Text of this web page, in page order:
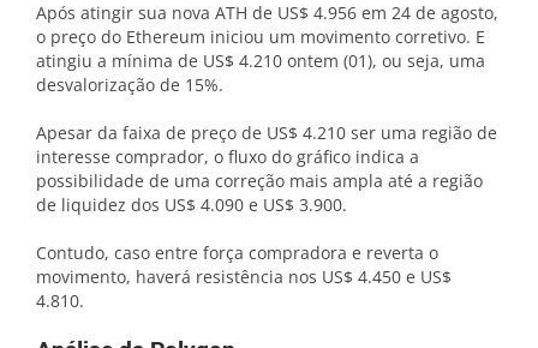
Após atingir sua nova ATH de US$ 4.956 em 24 de agosto,
o preço do Ethereum iniciou um movimento corretivo. E
atingiu a mínima de US$ 4.210 ontem (01), ou seja, uma
desvalorização de 15%.
Apesar da faixa de preço de US$ 4.210 ser uma região de
interesse comprador, o fluxo do gráfico indica a
possibilidade de uma correção mais ampla até a região
de liquidez dos US$ 4.090 e US$ 3.900.
Contudo, caso entre força compradora e reverta o
movimento, haverá resistência nos US$ 4.450 e US$
4.810.